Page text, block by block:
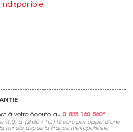
Indisponible
à votre écoute au 0 825 160 560*
9h00 à 12h30 / *0,112 europar appel d’une
minute depuis la France métropolitaine